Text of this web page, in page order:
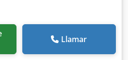
Llamar